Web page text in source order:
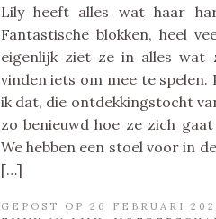
Lily heeft alles wat haar
Fantastische blokken, heel
eigenlijk ziet ze in alles wat
vinden iets om mee te spelen.
ik dat, die ontdekkingstocht
zo benieuwd hoe ze zich
We hebben een stoel voor in
[…]
GEPOST OP 26 FEBRUARI